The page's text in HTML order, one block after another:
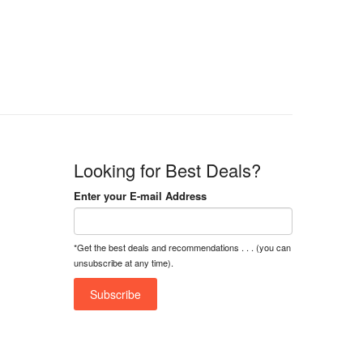
s
৳
1
৳
1
,
Looking for Best Deals?
Enter your E-mail Address
*Get the best deals and recommendations . . . (you can
unsubscribe at any time).